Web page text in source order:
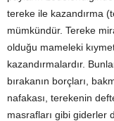
tereke ile kazandırma
mümkündür. Tereke
olduğu mameleki
kazandırmalardır.
bırakanın borçları,
nafakası, terekenin
masrafları gibi giderler